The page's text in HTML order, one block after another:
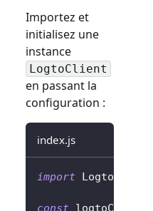
Importez et
initialisez une
instance
LogtoClient
en passant la
configuration :
index.js
import LogtoClient
const logtoClient